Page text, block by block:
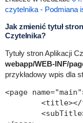
czytelnika - Podmiana
Jak zmienić tytuł
Czytelnika?
Tytuły stron Aplikacji
webapp/WEB-INF/
przykładowy wpis dla
<page
<title></